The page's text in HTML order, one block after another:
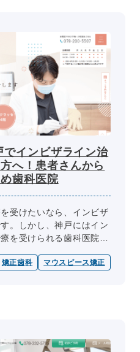
でインビザライン治
へ！患者さんから
歯科医院
受けたいなら、インビザ
。しかし、神戸にはイン
を受けられる歯科医院が
院は？」など、...
矯正歯科 マウスピース矯正